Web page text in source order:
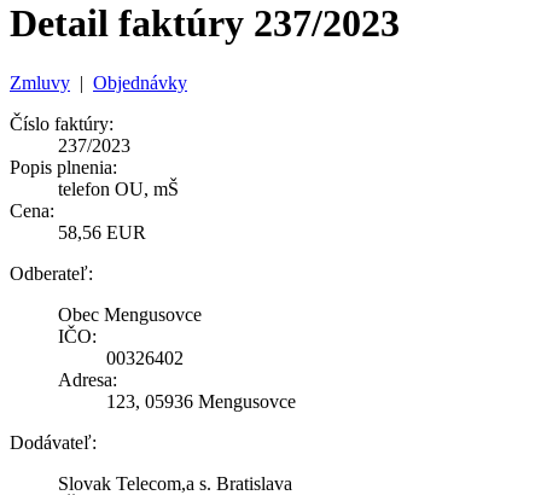
Detail faktúry 237/2023
Zmluvy | Objednávky
Číslo faktúry:
237/2023
Popis plnenia:
telefon OU, mŠ
Cena:
58,56 EUR
Odberateľ:
Obec Mengusovce
IČO:
00326402
Adresa:
123, 05936 Mengusovce
Dodávateľ:
Slovak Telecom,a s. Bratislava